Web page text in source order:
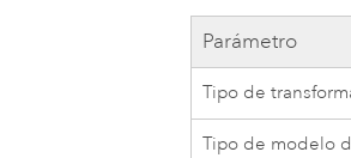
Parámetro
Tipo de
Tipo de modelo